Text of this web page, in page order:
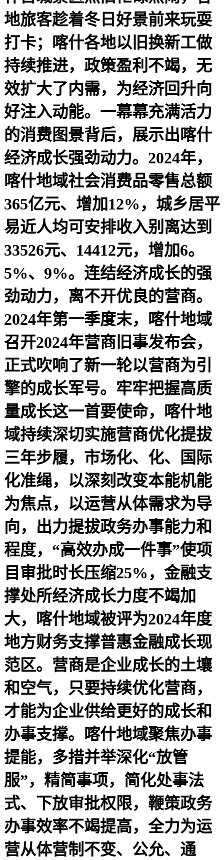
地旅客趁着冬日好景前来玩耍
打卡；喀什各地以旧换新工做
持续推进，政策盈利不竭，无
效扩大了内需，为经济回升向
好注入动能。一幕幕充满活力
的消费图景背后，展示出喀什
经济成长强劲动力。2024年，
喀什地域社会消费品零售总额
365亿元、增加12%，城乡居平
易近人均可安排收入别离达到
33526元、14412元，增加6。
5%、9%。连结经济成长的强
劲动力，离不开优良的营商。
2024年第一季度末，喀什地域
召开2024年营商旧事发布会，
正式吹响了新一轮以营商为引
擎的成长军号。牢牢把握高质
量成长这一首要使命，喀什地
域持续深切实施营商优化提拔
三年步履，市场化、化、国际
化准绳，以深刻改变本能机能
为焦点，以运营从体需求为导
向，出力提拔政务办事能力和
程度，“高效办成一件事”使项
目审批时长压缩25%，金融支
撑处所经济成长力度不竭加
大，喀什地域被评为2024年度
地方财务支撑普惠金融成长现
范区。营商是企业成长的土壤
和空气，只要持续优化营商，
才能为企业供给更好的成长和
办事支撑。喀什地域聚焦办事
提能，多措并举深化“放管
服”，精简事项，简化处事法
式、下放审批权限，鞭策政务
办事效率不竭提高，全力为运
营从体营制不变、公允、通